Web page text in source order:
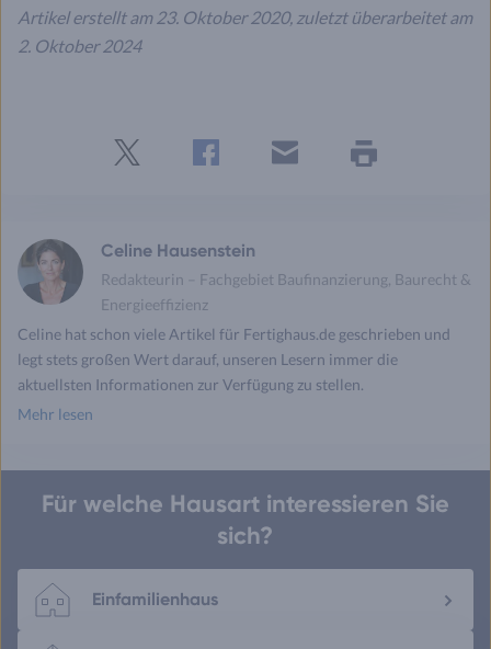
Artikel erstellt am 23. Oktober 2020, zuletzt überarbeitet am
2. Oktober 2024
Celine Hausenstein
Redakteurin – Fachgebiet Baufinanzierung, Baurecht &
Energieeffizienz
Celine hat schon viele Artikel für Fertighaus.de geschrieben und
legt stets großen Wert darauf, unseren Lesern immer die
aktuellsten Informationen zur Verfügung zu stellen.
Mehr lesen
Für welche Hausart interessieren Sie
sich?
Einfamilienhaus